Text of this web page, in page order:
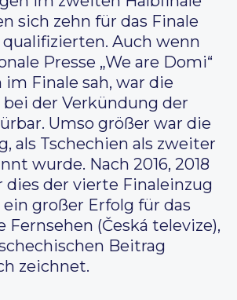
sich zehn für das Finale
Auch wenn
Presse „We are Domi“
Finale sah, war die
der Verkündung der
Umso größer war die
als Tschechien als zweiter
wurde. Nach 2016, 2018
dies der vierte Finaleinzug
großer Erfolg für das
Fernsehen (Česká televize),
Beitrag
zeichnet.